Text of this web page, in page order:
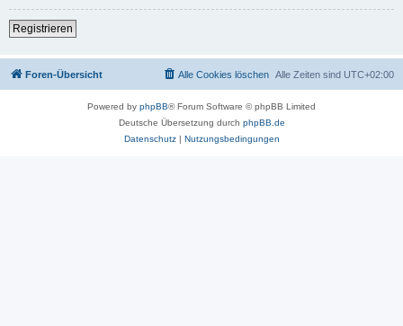
Registrieren
Foren-Übersicht Alle Zeiten sind UTC+02:00
Alle Cookies löschen
Powered by phpBB® Forum Software © phpBB Limited
Deutsche Übersetzung durch phpBB.de
Datenschutz| Nutzungsbedingungen